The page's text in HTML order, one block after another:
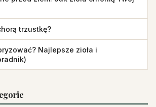
trzustkę?
Najlepsze zioła i